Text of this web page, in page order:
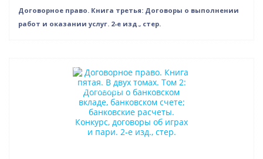
Договорное право. Книга третья: Договоры о выполнении
работ и оказании услуг. 2-е изд., стер.
Нет в наличии
Индивидуальный подход